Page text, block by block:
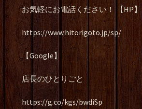
お気軽にお電話ください！ 【HP】
https://www.hitorigoto.jp/sp/
【Google】
店長のひとりごと
https://g.co/kgs/bwdiSp